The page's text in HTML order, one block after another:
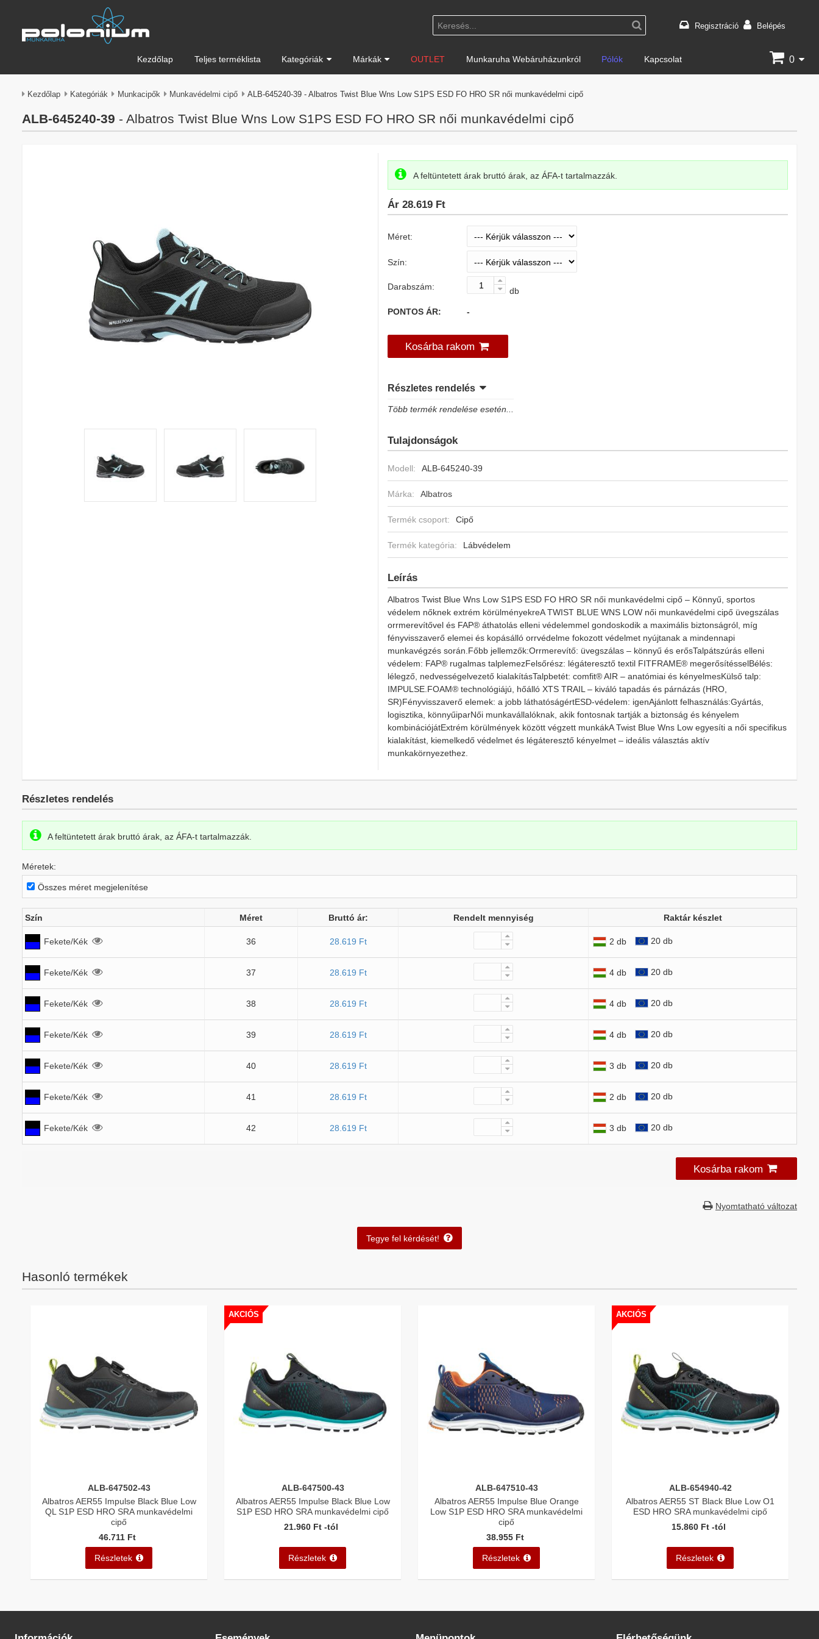
Regisztráció Belépés
Kezdőlap Teljes terméklista Kategóriák Márkák OUTLET Munkaruha Webáruházunkról Pólók Kapcsolat 0
Kezdőlap Kategóriák Munkacipők Munkavédelmi cipő ALB-645240-39 - Albatros Twist Blue Wns Low S1PS ESD FO HRO SR női munkavédelmi cipő
ALB-645240-39 - Albatros Twist Blue Wns Low S1PS ESD FO HRO SR női munkavédelmi cipő
A feltüntetett árak bruttó árak, az ÁFA-t tartalmazzák.
Ár 28.619 Ft
Méret:
Szín:
Darabszám:
db
PONTOS ÁR:
-
Kosárba rakom
Részletes rendelés
Több termék rendelése esetén...
Tulajdonságok
Modell: ALB-645240-39
Márka: Albatros
Termék csoport: Cipő
Termék kategória: Lábvédelem
Leírás
Albatros Twist Blue Wns Low S1PS ESD FO HRO SR női munkavédelmi cipő – Könnyű, sportos
védelem nőknek extrém körülményekreA TWIST BLUE WNS LOW női munkavédelmi cipő üvegszálas
orrmerevítővel és FAP® áthatolás elleni védelemmel gondoskodik a maximális biztonságról, míg
fényvisszaverő elemei és kopásálló orrvédelme fokozott védelmet nyújtanak a mindennapi
munkavégzés során.Főbb jellemzők:Orrmerevítő: üvegszálas – könnyű és erősTalpátszúrás elleni
védelem: FAP® rugalmas talplemezFelsőrész: légáteresztő textil FITFRAME® megerősítésselBélés:
lélegző, nedvességelvezető kialakításTalpbetét: comfit® AIR – anatómiai és kényelmesKülső talp:
IMPULSE.FOAM® technológiájú, hőálló XTS TRAIL – kiváló tapadás és párnázás (HRO,
SR)Fényvisszaverő elemek: a jobb láthatóságértESD-védelem: igenAjánlott felhasználás:Gyártás,
logisztika, könnyűiparNői munkavállalóknak, akik fontosnak tartják a biztonság és kényelem
kombinációjátExtrém körülmények között végzett munkákA Twist Blue Wns Low egyesíti a női specifikus
kialakítást, kiemelkedő védelmet és légáteresztő kényelmet – ideális választás aktív
munkakörnyezethez.
Részletes rendelés
A feltüntetett árak bruttó árak, az ÁFA-t tartalmazzák.
Méretek:
Összes méret megjelenítése
Szín Méret Bruttó ár: Rendelt mennyiség Raktár készlet
Fekete/Kék 36 28.619 Ft 2 db 20 db
Fekete/Kék 37 28.619 Ft 4 db 20 db
Fekete/Kék 38 28.619 Ft 4 db 20 db
Fekete/Kék 39 28.619 Ft 4 db 20 db
Fekete/Kék 40 28.619 Ft 3 db 20 db
Fekete/Kék 41 28.619 Ft 2 db 20 db
Fekete/Kék 42 28.619 Ft 3 db 20 db
Kosárba rakom
Nyomtatható változat
Tegye fel kérdését!
Hasonló termékek
ALB-647502-43
Albatros AER55 Impulse Black Blue Low
QL S1P ESD HRO SRA munkavédelmi
cipő
46.711 Ft
Részletek
AKCIÓS
ALB-647500-43
Albatros AER55 Impulse Black Blue Low
S1P ESD HRO SRA munkavédelmi cipő
21.960 Ft -tól
Részletek
ALB-647510-43
Albatros AER55 Impulse Blue Orange
Low S1P ESD HRO SRA munkavédelmi
cipő
38.955 Ft
Részletek
AKCIÓS
ALB-654940-42
Albatros AER55 ST Black Blue Low O1
ESD HRO SRA munkavédelmi cipő
15.860 Ft -tól
Részletek